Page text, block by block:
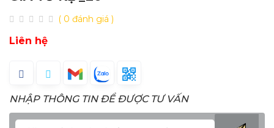
( 0 đánh giá )
Liên hệ
NHẬP THÔNG TIN ĐỂ ĐƯỢC TƯ VẤN